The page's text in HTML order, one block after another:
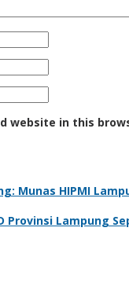
website in this
Munas HIPMI
Provinsi Lampung